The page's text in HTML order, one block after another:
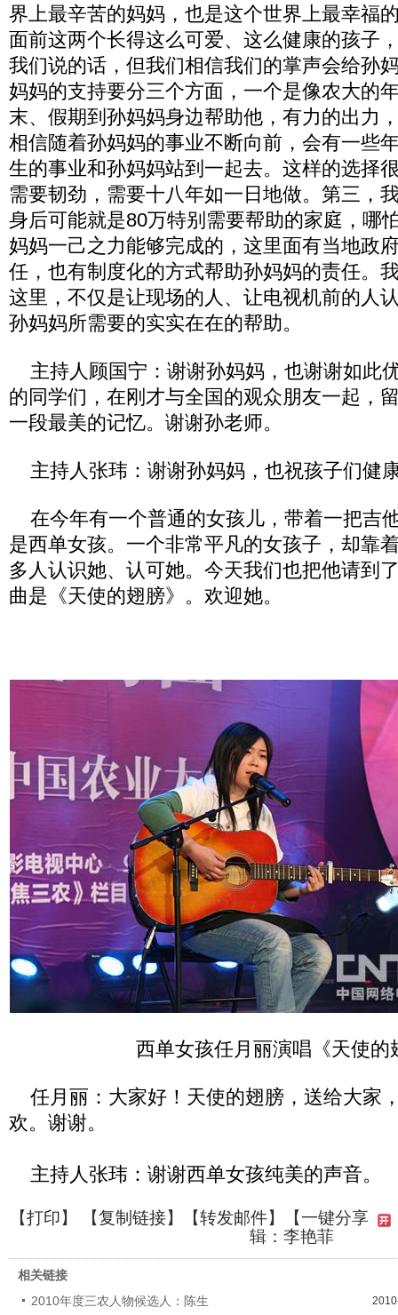
界上最辛苦的妈妈，也是这个世界上最幸福
面前这两个长得这么可爱、这么健康的孩子
我们说的话，但我们相信我们的掌声会给孙
妈妈的支持要分三个方面，一个是像农大的
末、假期到孙妈妈身边帮助他，有力的出力
相信随着孙妈妈的事业不断向前，会有一些
生的事业和孙妈妈站到一起去。这样的选择
需要韧劲，需要十八年如一日地做。第三，
身后可能就是80万特别需要帮助的家庭，哪
妈妈一己之力能够完成的，这里面有当地政
任，也有制度化的方式帮助孙妈妈的责任。
这里，不仅是让现场的人、让电视机前的人
孙妈妈所需要的实实在在的帮助。
主持人顾国宁：谢谢孙妈妈，也谢谢如此
的同学们，在刚才与全国的观众朋友一起，
一段最美的记忆。谢谢孙老师。
主持人张玮：谢谢孙妈妈，也祝孩子们健
在今年有一个普通的女孩儿，带着一把吉
是西单女孩。一个非常平凡的女孩子，却靠
多人认识她、认可她。今天我们也把他请到
曲是《天使的翅膀》。欢迎她。
西单女孩任月丽演唱《天使的
任月丽：大家好！天使的翅膀，送给大家
欢。谢谢。
主持人张玮：谢谢西单女孩纯美的声音。
【打印】 【复制链接】【转发邮件】
【一键分享
辑：李艳菲
相关链接
2010年度三农人物候选人：陈生